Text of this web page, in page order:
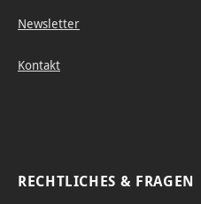
Newsletter
Kontakt
RECHTLICHES & FRAGEN